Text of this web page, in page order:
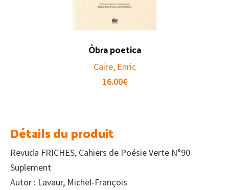
Òbra poetica
Caire, Enric
16.00€
Détails du produit
Revuda FRICHES, Cahiers de Poésie Verte N°90
Suplement
Autor : Lavaur, Michel-François